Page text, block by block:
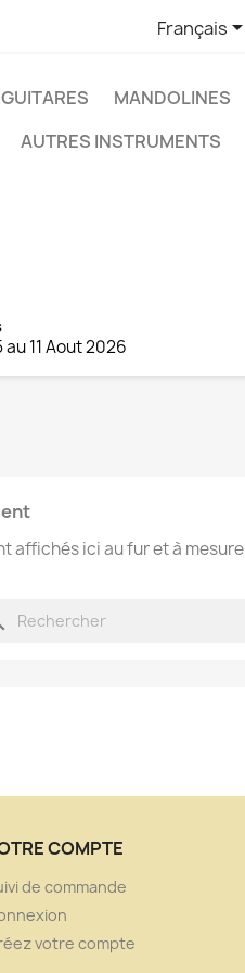
Français
GUITARES MANDOLINES
AUTRES INSTRUMENTS
11 Aout 2026
affichés ici au fur et à mesure
COMPTE
de commande
votre compte